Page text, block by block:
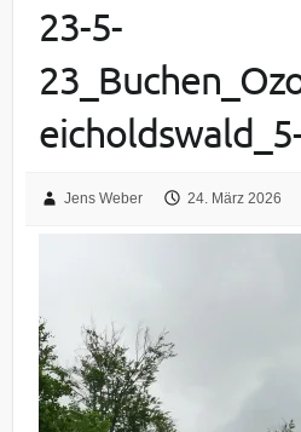
23-5-
Jens Weber 24. März 2026